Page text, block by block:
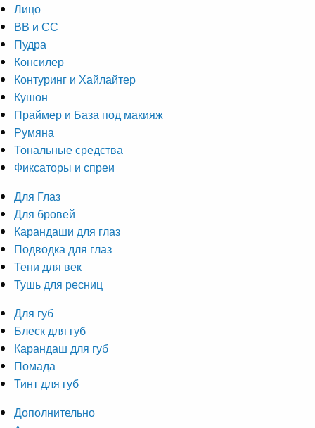
Лицо
ВВ и СС
Пудра
Консилер
Контуринг и Хайлайтер
Кушон
Праймер и База под макияж
Румяна
Тональные средства
Фиксаторы и спреи
Для Глаз
Для бровей
Карандаши для глаз
Подводка для глаз
Тени для век
Тушь для ресниц
Для губ
Блеск для губ
Карандаш для губ
Помада
Тинт для губ
Дополнительно